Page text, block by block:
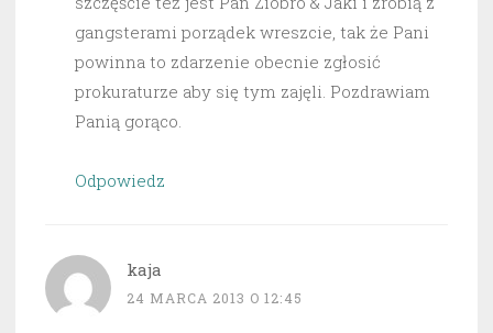
gangsterami porządek wreszcie, tak że Pani
powinna to zdarzenie obecnie zgłosić
prokuraturze aby się tym zajęli. Pozdrawiam
Panią gorąco.
Odpowiedz
kaja
24 MARCA 2013 O 12:45